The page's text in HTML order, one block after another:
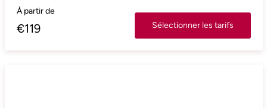
À partir de
€119 Sélectionner les tarifs